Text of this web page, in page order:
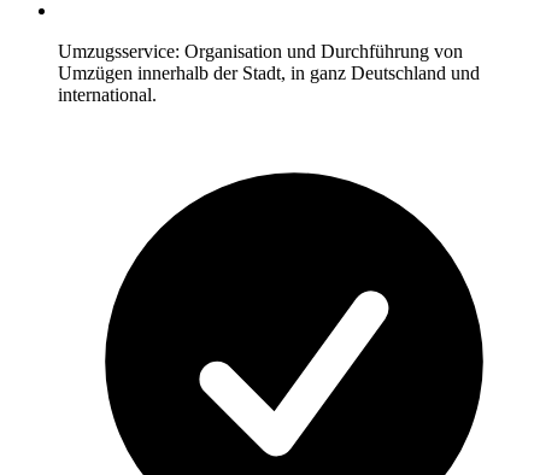
Umzugsservice: Organisation und Durchführung von
Umzügen innerhalb der Stadt, in ganz Deutschland und
international.